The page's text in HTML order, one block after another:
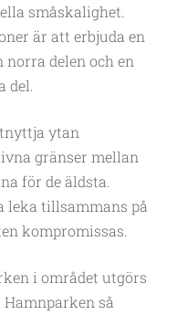
småskalighet.
är att erbjuda en
delen och en
del.
ytan
gränser mellan
för de äldsta.
leka tillsammans på
kompromissas.
i området utgörs
så